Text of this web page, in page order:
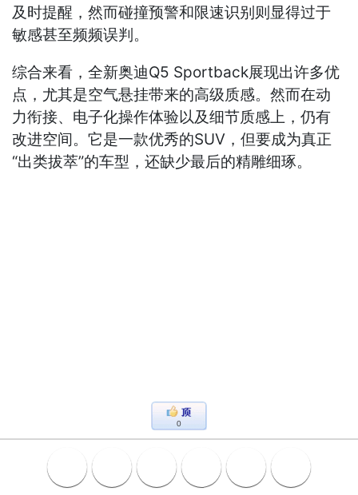
及时提醒，然而碰撞预警和限速识别则显得过于
敏感甚至频频误判。
综合来看，全新奥迪Q5 Sportback展现出许多优
点，尤其是空气悬挂带来的高级质感。然而在动
力衔接、电子化操作体验以及细节质感上，仍有
改进空间。它是一款优秀的SUV，但要成为真正
“出类拔萃”的车型，还缺少最后的精雕细琢。
0